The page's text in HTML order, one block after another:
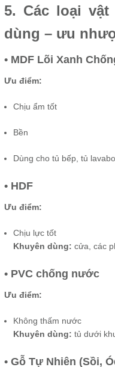
5. Các loại
dùng – ưu
• MDF Lõi Xanh
Ưu điểm:
Chịu ẩm tốt
Bền
Dùng cho tủ bếp, tủ
• HDF
Ưu điểm:
Chịu lực tốt
Khuyên dùng: cửa, các
• PVC chống nước
Ưu điểm:
Không thấm nước
Khuyên dùng: tủ dưới
• Gỗ Tự Nhiên (Sồi,